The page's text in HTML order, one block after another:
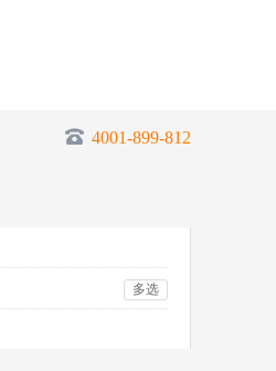
4001-899-812
多选